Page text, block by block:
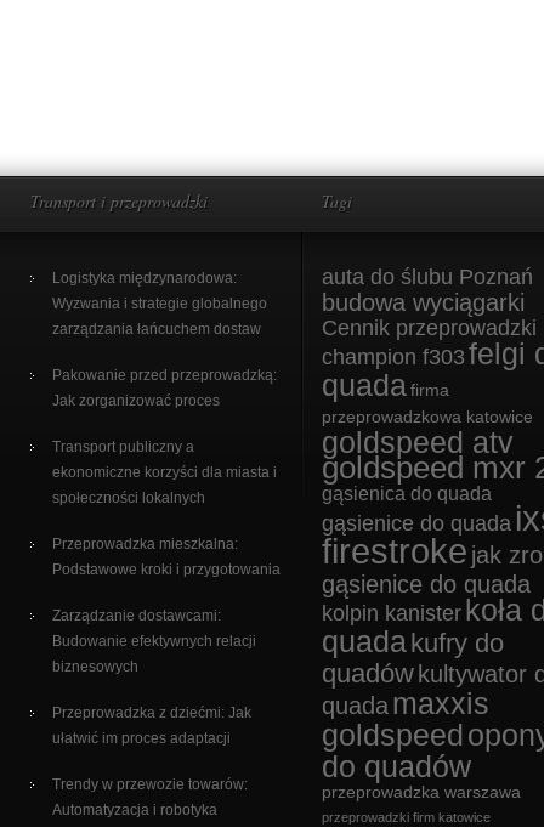
Transport i przeprowadzki
Logistyka międzynarodowa:
Wyzwania i strategie globalnego
zarządzania łańcuchem dostaw
Pakowanie przed przeprowadzką:
Jak zorganizować proces
Transport publiczny a
ekonomiczne korzyści dla miasta i
społeczności lokalnych
Przeprowadzka mieszkalna:
Podstawowe kroki i przygotowania
Zarządzanie dostawcami:
Budowanie efektywnych relacji
biznesowych
Przeprowadzka z dziećmi: Jak
ułatwić im proces adaptacji
Trendy w przewozie towarów:
Automatyzacja i robotyka
Tagi
auta do ślubu Poznań
budowa wyciągarki
Cennik przeprowadzki
champion f303 felgi
quada firma
przeprowadzkowa katowice
goldspeed atv
goldspeed mxr
gąsienica do quada
gąsienice do quada
firestroke jak
gąsienice do quada
kolpin kanister koła
quada kufry do
quadów kultywator
quada maxxis
goldspeed
do quadów
przeprowadzka warszawa
przeprowadzki firm katowice